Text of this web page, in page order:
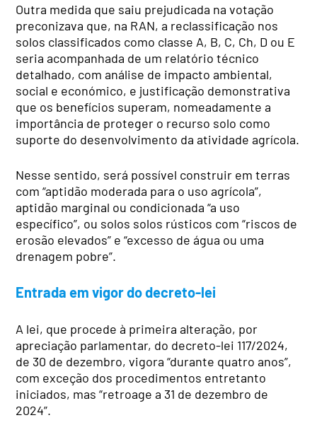
Outra medida que saiu prejudicada na votação
preconizava que, na RAN, a reclassificação nos
solos classificados como classe A, B, C, Ch, D ou E
seria acompanhada de um relatório técnico
detalhado, com análise de impacto ambiental,
social e económico, e justificação demonstrativa
que os benefícios superam, nomeadamente a
importância de proteger o recurso solo como
suporte do desenvolvimento da atividade agrícola.
Nesse sentido, será possível construir em terras
com “aptidão moderada para o uso agrícola”,
aptidão marginal ou condicionada “a uso
específico”, ou solos solos rústicos com “riscos de
erosão elevados” e “excesso de água ou uma
drenagem pobre”.
Entrada em vigor do decreto-lei
A lei, que procede à primeira alteração, por
apreciação parlamentar, do decreto-lei 117/2024,
de 30 de dezembro, vigora “durante quatro anos”,
com exceção dos procedimentos entretanto
iniciados, mas “retroage a 31 de dezembro de
2024”.